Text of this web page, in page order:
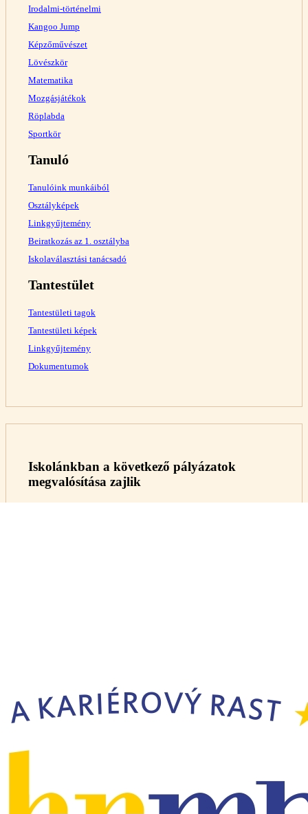
Irodalmi-történelmi
Kangoo Jump
Képzőművészet
Lövészkör
Matematika
Mozgásjátékok
Röplabda
Sportkör
Tanuló
Tanulóink munkáiból
Osztályképek
Linkgyűjtemény
Beiratkozás az 1. osztályba
Iskolaválasztási tanácsadó
Tantestület
Tantestületi tagok
Tantestületi képek
Linkgyűjtemény
Dokumentumok
Iskolánkban a következő pályázatok
megvalósítása zajlik